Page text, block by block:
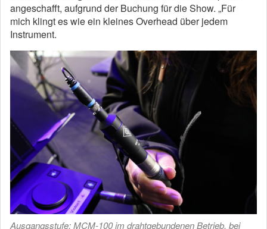
angeschafft, aufgrund der Buchung für die Show. „Für
mich klingt es wie ein kleines Overhead über jedem
Instrument.
Ausgangsstufe: MCM-100 im drahtgebundenen Betrieb, bei